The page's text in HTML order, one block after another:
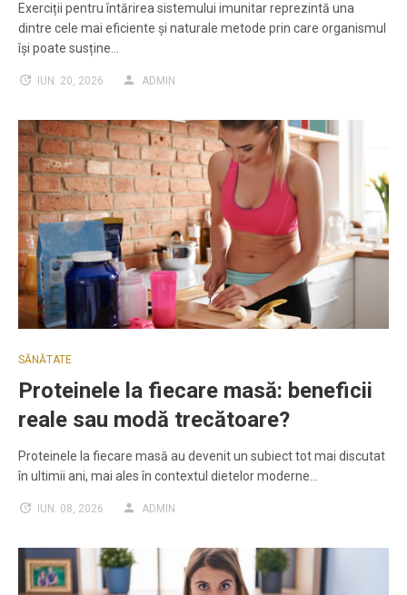
Exerciții pentru întărirea sistemului imunitar reprezintă una
dintre cele mai eficiente și naturale metode prin care organismul
își poate susține…
IUN. 20, 2026 ADMIN
SĂNĂTATE
Proteinele la fiecare masă: beneficii
reale sau modă trecătoare?
Proteinele la fiecare masă au devenit un subiect tot mai discutat
în ultimii ani, mai ales în contextul dietelor moderne…
IUN. 08, 2026 ADMIN